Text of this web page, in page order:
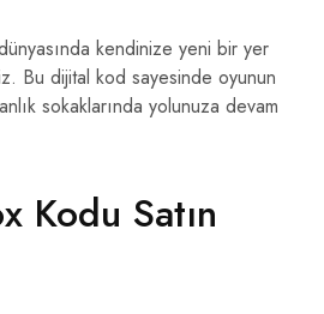
kendinize yeni bir yer
Bu dijital kod sayesinde oyunun
sokaklarında yolunuza devam
Kodu Satın